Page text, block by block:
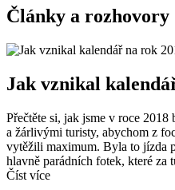
Články a rozhovory
Jak vznikal
Přečtěte si, jak jsme v roce
a žárlivými turisty, abychom z
vytěžili maximum. Byla to jízda
hlavně parádních fotek, které za
Číst více